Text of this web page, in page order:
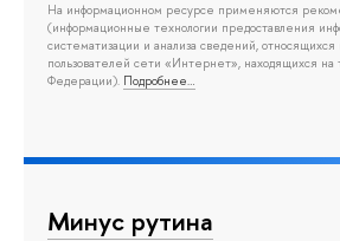
На информационном ресурсе применяются
(информационные технологии предоставления
систематизации и анализа сведений,
пользователей сети «Интернет», находящихся на
Федерации). Подробнее…
Минус рутина